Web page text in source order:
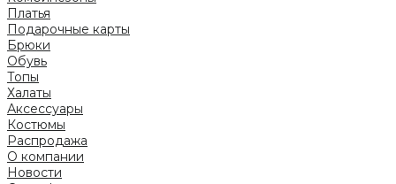
Платья
Подарочные карты
Брюки
Обувь
Топы
Халаты
Аксессуары
Костюмы
Распродажа
О компании
Новости